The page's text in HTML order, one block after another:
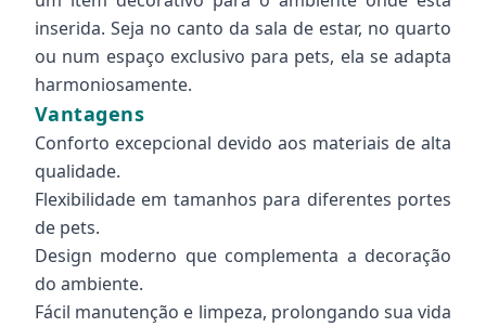
inserida. Seja no canto da sala de estar, no quarto
ou num espaço exclusivo para pets, ela se adapta
harmoniosamente.
Vantagens
Conforto excepcional devido aos materiais de alta
qualidade.
Flexibilidade em tamanhos para diferentes portes
de pets.
Design moderno que complementa a decoração
do ambiente.
Fácil manutenção e limpeza, prolongando sua vida